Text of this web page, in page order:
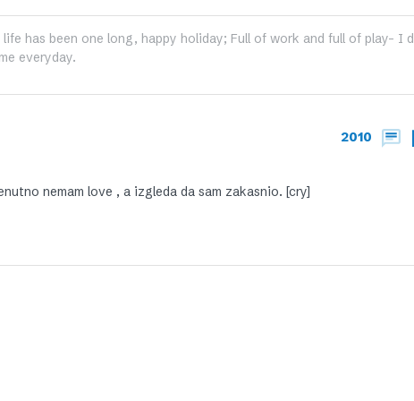
has been one long, happy holiday; Full of work and full of play- I
everyday.
2010
nemam love , a izgleda da sam zakasnio. [cry]